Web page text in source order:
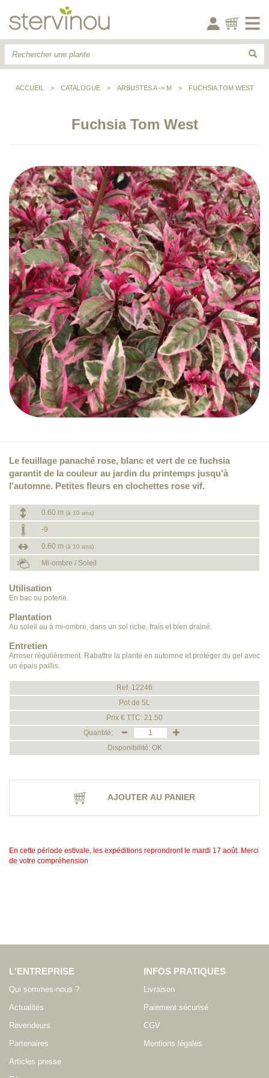
ACCUEIL > CATALOGUE > ARBUSTES A -> M > FUCHSIA TOM WEST
Fuchsia Tom West
Le feuillage panaché rose, blanc et vert de ce fuchsia
garantit de la couleur au jardin du printemps jusqu'à
l'automne. Petites fleurs en clochettes rose vif.
0.60 m (à 10 ans)
-9
0.60 m (à 10 ans)
Mi-ombre / Soleil
Utilisation
En bac ou poterie.
Plantation
Au soleil au à mi-ombre, dans un sol riche, frais et bien drainé.
Entretien
Arroser régulièrement. Rabattre la plante en automne et protéger du gel avec
un épais paillis.
Ref. 12246
Pot de 5L
Prix € TTC: 21.50
Quantité:
Disponibilité: OK
AJOUTER AU PANIER
En cette période estivale, les expéditions reprondront le mardi 17 août. Merci
de votre compréhension
L'ENTREPRISE
Qui sommes-nous ?
Actualités
Revendeurs
Partenaires
Articles presse
INFOS PRATIQUES
Livraison
Paiement sécurisé
CGV
Mentions légales